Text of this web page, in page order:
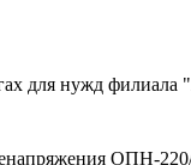
для нужд
ОПН-